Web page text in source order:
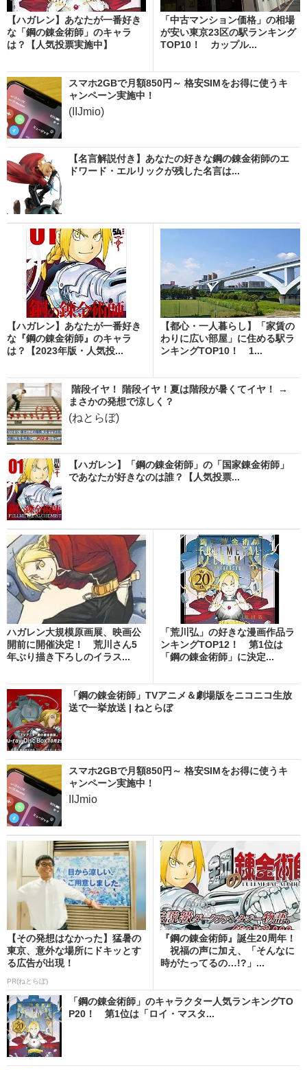
【ハガレン】あなたが一番好き
な「鋼の錬金術師」のキャラ
は？【人気投票実施中】
「中古マンション価格」の相場
が安い東京23区の駅ランキング
TOP10！ カップル...
スマホ2GBで月額850円～ 格安SIMをお得に使うキ
ャンペーン実施中！
(IIJmio)
【名言解説付き】あなたの好きな鋼の錬金術師のエ
ドワード・エルリックが残した名言は...
【ハガレン】あなたが一番好き
な『鋼の錬金術師』のキャラ
は？【2023年版・人気投...
【都心・一人暮らし】「家賃の
わりに広い部屋」に住める駅ラ
ンキングTOP10！ 1...
階段イヤ！ 階段イヤ！夏は階段が暑くてイヤ！ →
まさかの発想で涼しく？
(ねとらぼ)
【ハガレン】「鋼の錬金術師」の「国家錬金術師」
であなたが好きなのは誰？【人気投票...
ハガレン大規模原画展、映画公
開前に開催決定！ 荒川さん5
年ぶり描き下ろしのイラス...
「荒川弘」の好きな漫画作品ラ
ンキングTOP12！ 第1位は
「鋼の錬金術師」に決定...
「鋼の錬金術師」TVアニメ＆劇場版をニコニコ生放
送で一挙放送 | ねとらぼ
スマホ2GBで月額850円～ 格安SIMをお得に使うキ
ャンペーン実施中！
IIJmio
【その発想はなかった】猛暑の
東京、意外な場所にドキッとす
る広告が出現！
PR(ねとらぼ)
『鋼の錬金術師』誕生20周年！
祝福の声に加え、「そんなに
時がたってるの…!?」...
「鋼の錬金術師」のキャラクター人気ランキングTO
P20！ 第1位は「ロイ・マスタ...